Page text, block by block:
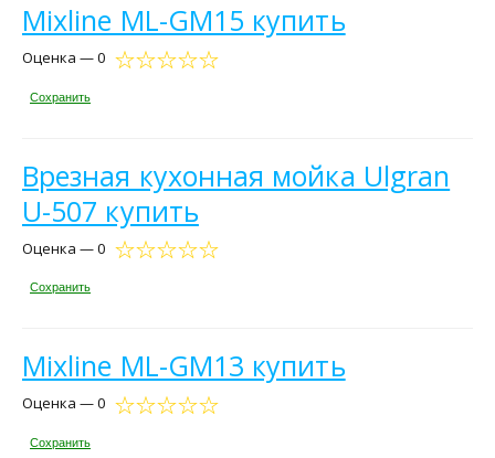
Mixline ML-GM15 купить
Оценка — 0
Сохранить
Врезная кухонная мойка Ulgran
U-507 купить
Оценка — 0
Сохранить
Mixline ML-GM13 купить
Оценка — 0
Сохранить